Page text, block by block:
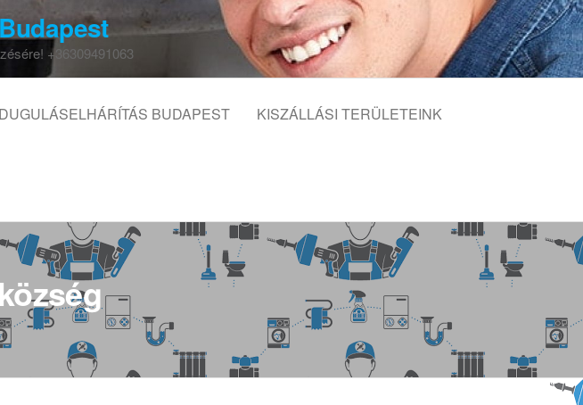
+36309491063
DUGULÁSELHÁRÍTÁS BUDAPEST KISZÁLLÁSI TERÜLETEINK